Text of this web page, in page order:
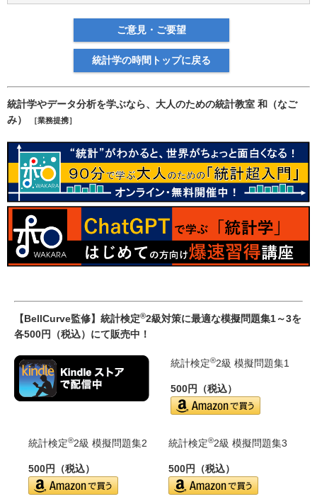
ご意見・ご要望
統計学の時間トップに戻る
統計学やデータ分析を学ぶなら、大人のための統計教室 和（なご
み）
［業務提携］
【BellCurve監修】統計検定®2級対策に最適な模擬問題集1～3を
各500円（税込）にて販売中！
統計検定®2級 模擬問題集1
500円（税込）
統計検定®2級 模擬問題集2
500円（税込）
統計検定®2級 模擬問題集3
500円（税込）